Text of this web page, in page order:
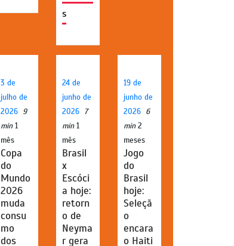
s
3 de
julho de
2026 9
min 1
mês
Copa
do
Mundo
2026
muda
consu
mo
dos
24 de
junho de
2026
7
min 1
mês
Brasil
x
Escóci
a hoje:
retorn
o de
Neyma
r gera
19 de
junho de
2026 6
min 2
meses
Jogo
do
Brasil
hoje:
Seleçã
o
encara
o Haiti